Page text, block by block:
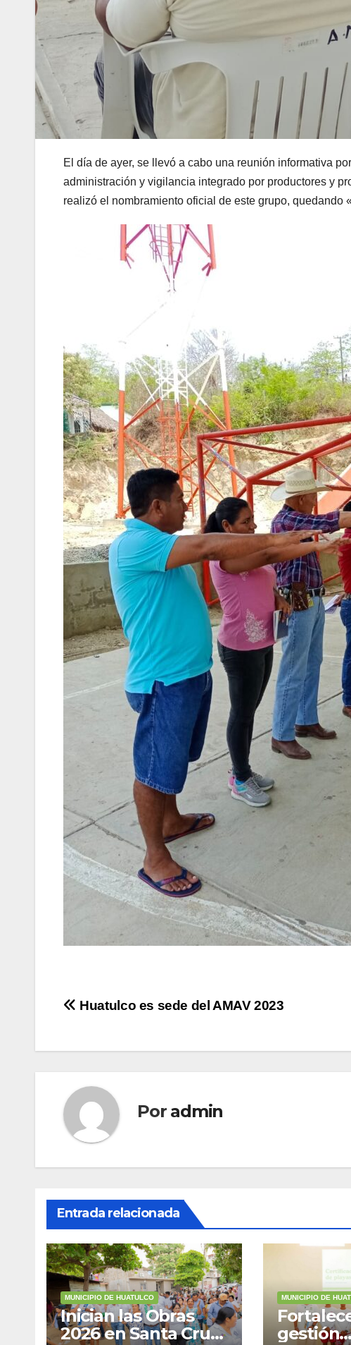
El día de ayer, se llevó a cabo una reunión informativa
administración y vigilancia integrado por productores y
realizó el nombramiento oficial de este grupo,
Navegación
Huatulco es sede del AMAV 2023
Por admin
Entrada relacionada
MUNICIPIO DE HUATULCO
Inician las Obras
2026 en Santa Cruz
MUNICIPIO DE
gestión